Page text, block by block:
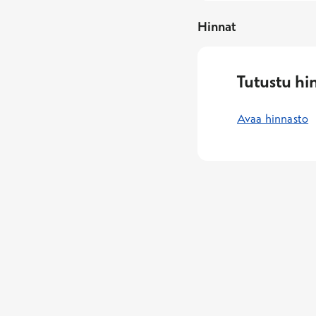
Hinnat
Tutustu
Avaa hinnasto